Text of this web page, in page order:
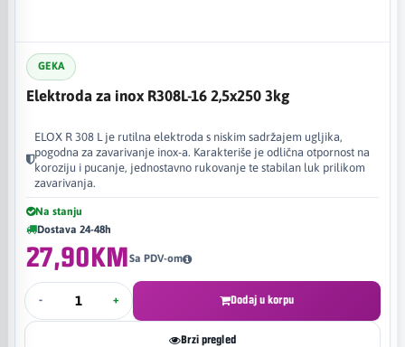
GEKA
Elektroda za inox R308L-16 2,5x250 3kg
ELOX R 308 L je rutilna elektroda s niskim sadržajem ugljika,
pogodna za zavarivanje inox-a. Karakteriše je odlična otpornost na
koroziju i pucanje, jednostavno rukovanje te stabilan luk prilikom
zavarivanja.
Na stanju
Dostava 24-48h
27,90KMSa PDV-om
- + Dodaj u korpu
Brzi pregled